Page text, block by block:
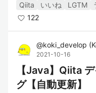
Qiita いいね LGTM
122
@koki_develop (
2021-10-16
【Java】Qiita
グ【自動更新】